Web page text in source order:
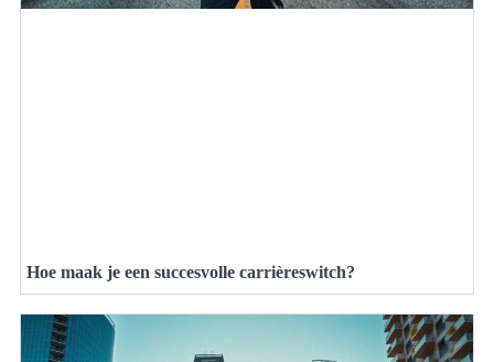
Hoe maak je een succesvolle carrièreswitch?